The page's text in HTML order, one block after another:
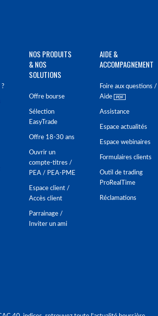
?
NOS PRODUITS
& NOS
SOLUTIONS
Offre bourse
Sélection
EasyTrade
Offre 18-30 ans
Ouvrir un
compte-titres /
PEA / PEA-PME
Espace client /
Accès client
Parrainage /
Inviter un ami
AIDE &
ACCOMPAGNEMENT
Foire aux questions /
Aide
Assistance
Espace actualités
Espace webinaires
Formulaires clients
Outil de trading
ProRealTime
Réclamations